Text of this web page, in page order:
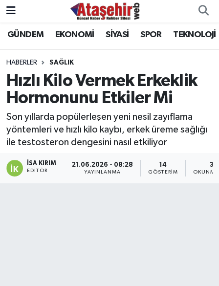
GÜNDEM EKONOMİ SİYASİ SPOR TEKNOLOJİ
HABERLER SAĞLIK
Hızlı Kilo Vermek Erkeklik
Hormonunu Etkiler Mi
Son yıllarda popülerleşen yeni nesil zayıflama
yöntemleri ve hızlı kilo kaybı, erkek üreme sağlığı
ile testosteron dengesini nasıl etkiliyor
İSA KIRIM
EDITÖR
21.06.2026 - 08:28
YAYINLANMA
14
GÖSTERIM
3
Hava Durumu
Trafik Durumu
Süper Lig Puan Durumu ve Fikstür
Tüm Manşetler
Son Dakika Haberleri
Haber Arşivi